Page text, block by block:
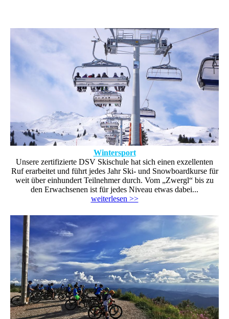
Wintersport
Unsere zertifizierte DSV Skischule hat sich einen exzellenten
Ruf erarbeitet und führt jedes Jahr Ski- und Snowboardkurse für
weit über einhundert Teilnehmer durch. Vom „Zwergl“ bis zu
den Erwachsenen ist für jedes Niveau etwas dabei...
weiterlesen >>